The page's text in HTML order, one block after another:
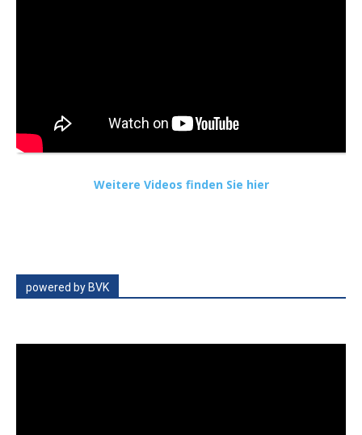
Weitere Videos finden Sie hier
powered by BVK